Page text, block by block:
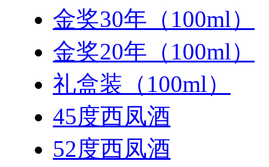
金奖30年（100ml）
金奖20年（100ml）
礼盒装（100ml）
45度西凤酒
52度西凤酒